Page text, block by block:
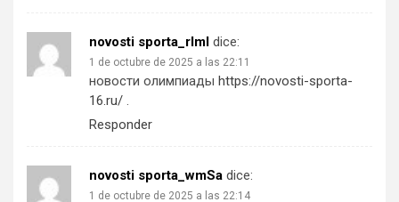
novosti sporta_rlml dice:
1 de octubre de 2025 a las 22:11
новости олимпиады https://novosti-sporta-
16.ru/ .
Responder
novosti sporta_wmSa dice:
1 de octubre de 2025 a las 22:14